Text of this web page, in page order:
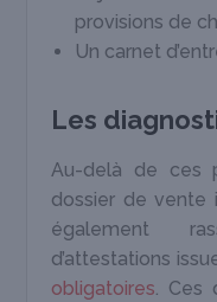
provisions de
Un carnet
Les
Au-delà de ces
dossier de vente
également
d’attestations
obligatoires. Ces